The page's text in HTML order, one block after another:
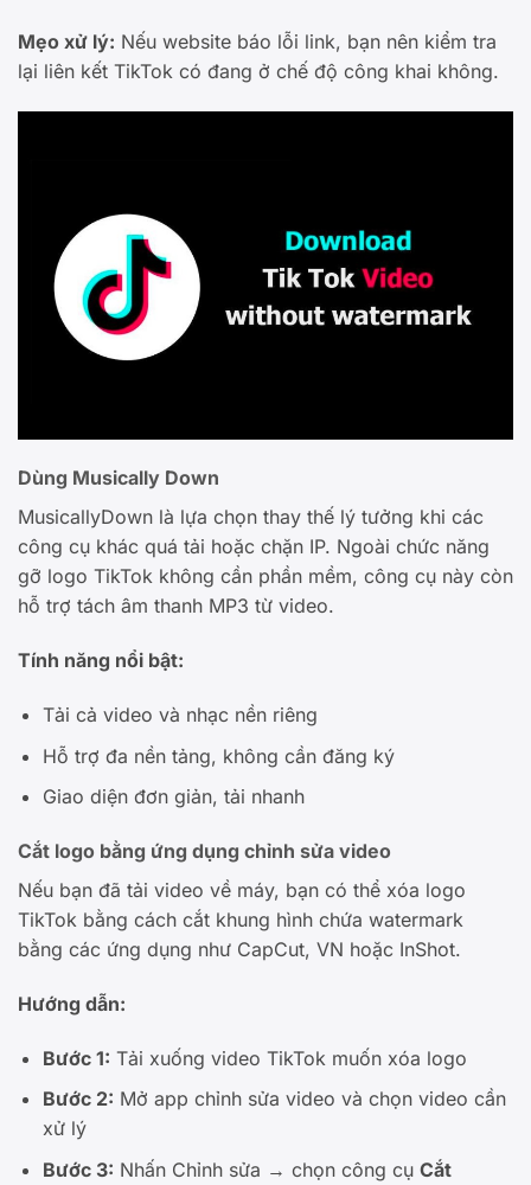
Mẹo xử lý: Nếu website báo lỗi link, bạn nên kiểm tra
lại liên kết TikTok có đang ở chế độ công khai không.
Dùng Musically Down
MusicallyDown là lựa chọn thay thế lý tưởng khi các
công cụ khác quá tải hoặc chặn IP. Ngoài chức năng
gỡ logo TikTok không cần phần mềm, công cụ này còn
hỗ trợ tách âm thanh MP3 từ video.
Tính năng nổi bật:
Tải cả video và nhạc nền riêng
Hỗ trợ đa nền tảng, không cần đăng ký
Giao diện đơn giản, tải nhanh
Cắt logo bằng ứng dụng chỉnh sửa video
Nếu bạn đã tải video về máy, bạn có thể xóa logo
TikTok bằng cách cắt khung hình chứa watermark
bằng các ứng dụng như CapCut, VN hoặc InShot.
Hướng dẫn:
Bước 1: Tải xuống video TikTok muốn xóa logo
Bước 2: Mở app chỉnh sửa video và chọn video cần
xử lý
Bước 3: Nhấn Chỉnh sửa → chọn công cụ Cắt